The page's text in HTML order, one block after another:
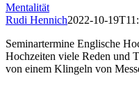
Mentalität
Rudi Hennich2022-10-
Seminartermine Englische
Hochzeiten viele Reden und
von einem Klingeln von